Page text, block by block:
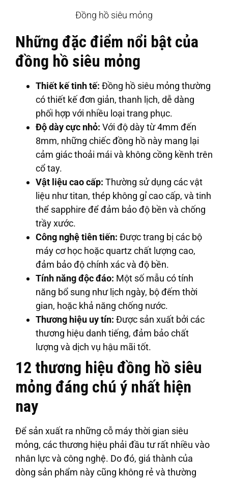
Đồng hồ siêu mỏng
Những đặc điểm nổi bật của
đồng hồ siêu mỏng
Thiết kế tinh tế: Đồng hồ siêu mỏng thường
có thiết kế đơn giản, thanh lịch, dễ dàng
phối hợp với nhiều loại trang phục.
Độ dày cực nhỏ: Với độ dày từ 4mm đến
8mm, những chiếc đồng hồ này mang lại
cảm giác thoải mái và không cồng kềnh trên
cổ tay.
Vật liệu cao cấp: Thường sử dụng các vật
liệu như titan, thép không gỉ cao cấp, và tinh
thể sapphire để đảm bảo độ bền và chống
trầy xước.
Công nghệ tiên tiến: Được trang bị các bộ
máy cơ học hoặc quartz chất lượng cao,
đảm bảo độ chính xác và độ bền.
Tính năng độc đáo: Một số mẫu có tính
năng bổ sung như lịch ngày, bộ đếm thời
gian, hoặc khả năng chống nước.
Thương hiệu uy tín: Được sản xuất bởi các
thương hiệu danh tiếng, đảm bảo chất
lượng và dịch vụ hậu mãi tốt.
12 thương hiệu đồng hồ siêu
mỏng đáng chú ý nhất hiện
nay
Để sản xuất ra những cỗ máy thời gian siêu
mỏng, các thương hiệu phải đầu tư rất nhiều vào
nhân lực và công nghệ. Do đó, giá thành của
dòng sản phẩm này cũng không rẻ và thường